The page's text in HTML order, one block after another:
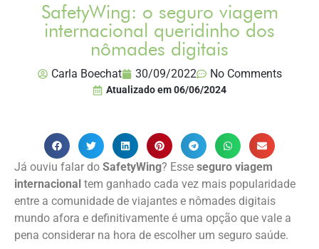
SafetyWing: o seguro viagem
internacional queridinho dos
nômades digitais
Carla Boechat 30/09/2022 No Comments
Atualizado em06/06/2024
Já ouviu falar do SafetyWing? Esse seguro viagem
internacional tem ganhado cada vez mais popularidade
entre a comunidade de viajantes e nômades digitais
mundo afora e definitivamente é uma opção que vale a
pena considerar na hora de escolher um seguro saúde.